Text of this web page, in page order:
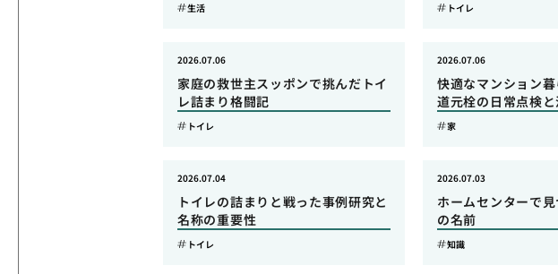
生活 トイレ
家庭の救世主スッポンで挑んだトイ
レ詰まり格闘記
2026.07.06
トイレ
快適なマンション
道元栓の日常点検
2026.07.06
家
トイレの詰まりと戦った事例研究と
名称の重要性
2026.07.04
トイレ
ホームセンターで
の名前
2026.07.03
知識